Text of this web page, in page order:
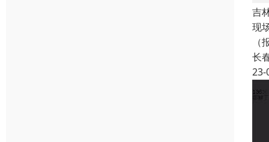
吉
现
长
23-